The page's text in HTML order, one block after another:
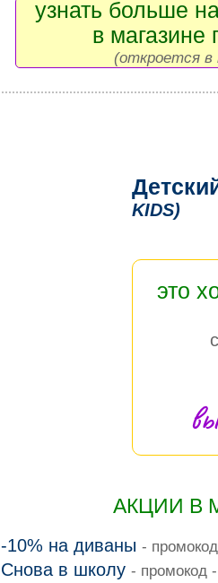
узнать больше
в магазине
(откроется в
KIDS)
это
АКЦИИ В
-10% на диваны -
Снова в школу - промокод